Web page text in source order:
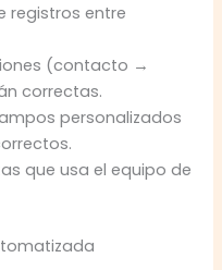
registros entre
(contacto →
correctas.
personalizados
que usa el equipo de